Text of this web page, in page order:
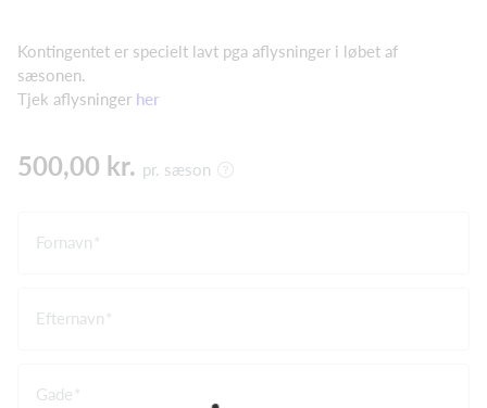
Kontingentet er specielt lavt pga aflysninger i løbet af
sæsonen.
Tjek aflysninger her
500,00 kr. pr. sæson
Fornavn
Efternavn
Gade